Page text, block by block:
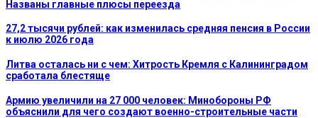
Названы главные плюсы переезда
27,2 тысячи рублей: как изменилась средняя пенсия в России
к июлю 2026 года
Литва осталась ни с чем: Хитрость Кремля с Калининградом
сработала блестяще
Армию увеличили на 27 000 человек: Минобороны РФ
объяснили для чего создают военно-строительные части